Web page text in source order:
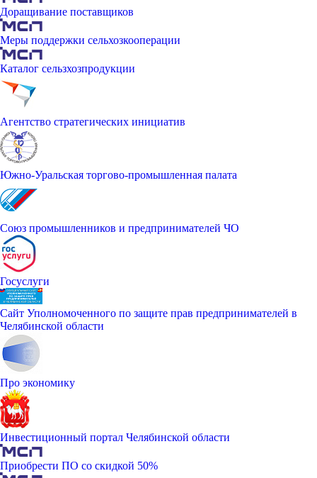
Доращивание поставщиков
Меры поддержки сельхозкооперации
Каталог сельзхозпродукции
Агентство стратегических инициатив
Южно-Уральская торгово-промышленная палата
Союз промышленников и предпринимателей ЧО
Госуслуги
Сайт Уполномоченного по защите прав предпринимателей в
Челябинской области
Про экономику
Инвестиционный портал Челябинской области
Приобрести ПО со скидкой 50%